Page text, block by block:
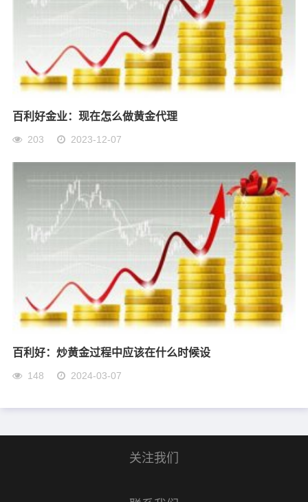
百利好金业：现在怎么做黄金代理
203 2023-12-07
百利好：炒黄金过程中应该在什么时候设
148 2024-03-07
关注我们